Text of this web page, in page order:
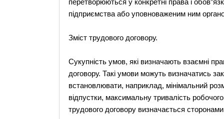
перетворюються у конкретні права і
підприємства або уповноваженим ним
Зміст трудового договору.
Сукупність умов, які визначають взаємні
договору. Такі умови можуть визначатись
встановлювати, наприклад, мінімальний
відпустки, максимальну тривалість
трудового договору визначається